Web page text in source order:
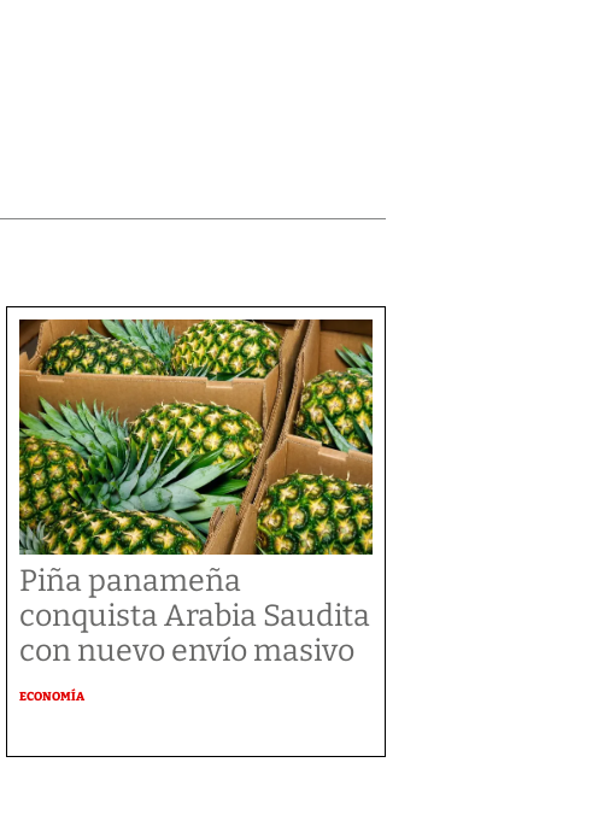
Piña panameña
conquista Arabia Saudita
con nuevo envío masivo
ECONOMÍA